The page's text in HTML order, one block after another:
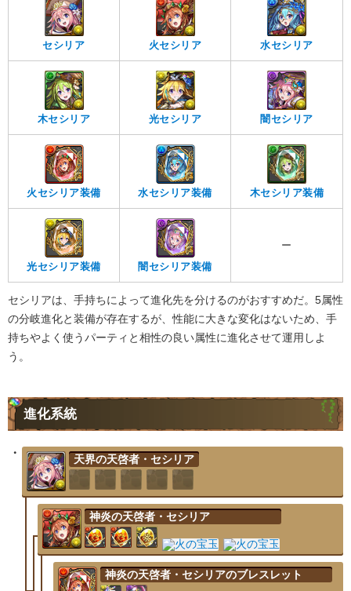
セシリア 火セシリア 水セシリア
木セシリア 光セシリア 闇セシリア
火セシリア装備 水セシリア装備 木セシリア装備
光セシリア装備 闇セシリア装備
ー
セシリアは、手持ちによって進化先を分けるのがおすすめだ。5属性
の分岐進化と装備が存在するが、性能に大きな変化はないため、手
持ちやよく使うパーティと相性の良い属性に進化させて運用しよ
う。
進化系統
天界の天啓者・セシリア
神炎の天啓者・セシリア
神炎の天啓者・セシリアのブレスレット